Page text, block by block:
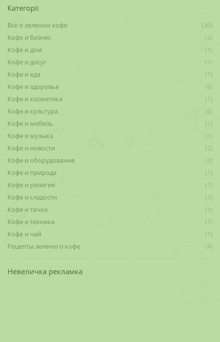
Категорії
Всё о зеленом кофе
(30)
Кофе и бизнес
(3)
Кофе и дом
(1)
Кофе и досуг
(1)
Кофе и еда
(1)
Кофе и здоровье
(6)
Кофе и косметика
(1)
Кофе и культура
(2)
Кофе и мебель
(1)
Кофе и музыка
(1)
Кофе и новости
(2)
Кофе и оборудование
(3)
Кофе и природа
(1)
Кофе и религия
(1)
Кофе и сладости
(1)
Кофе и тачки
(1)
Кофе и техника
(1)
Кофе и чай
(1)
Рецепты зеленого кофе
(4)
Невеличка рекламка